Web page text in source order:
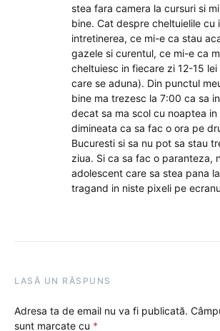
stea fara camera la cursuri si
bine. Cat despre cheltuielile cu
intretinerea, ce mi-e ca stau
gazele si curentul, ce mi-e ca
cheltuiesc in fiecare zi 12-15
care se aduna). Din punctul
bine ma trezesc la 7:00 ca sa
decat sa ma scol cu noaptea
dimineata ca sa fac o ora pe
Bucuresti si sa nu pot sa stau
ziua. Si ca sa fac o paranteza,
adolescent care sa stea pana
tragand in niste pixeli pe
LASĂ UN RĂSPUNS
Adresa ta de email nu va fi publicată.
sunt marcate cu *